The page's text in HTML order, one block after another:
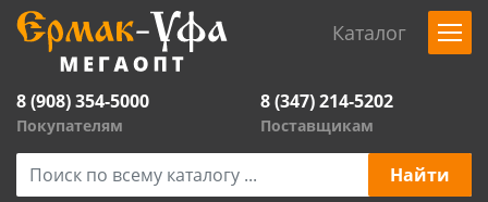
Каталог
8 (908) 354-5000
Покупателям
8 (347) 214-5202
Поставщикам